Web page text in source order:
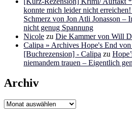
konnte mich leider nicht
Schmerz von Jon Atli Jonasson –
nicht genug Spannung
Nicole zu Die Kammer von Will
Calipa » Archives Hope's End
[Buchrezension] - Calipa zu
niemandem trauen – Eigentlich
Archiv
Archiv